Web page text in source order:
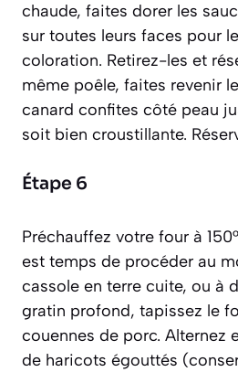
chaude, faites dorer les
sur toutes leurs faces pour
coloration. Retirez-les et
même poêle, faites revenir
canard confites côté peau
soit bien croustillante.
Étape 6
Préchauffez votre four à
est temps de procéder au
cassole en terre cuite, ou à
gratin profond, tapissez le
couennes de porc. Alternez
de haricots égouttés